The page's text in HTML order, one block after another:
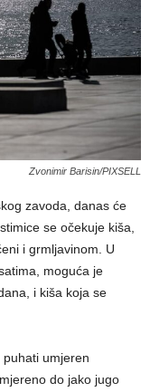
Zvonimir Barisin/PIXSELL
zavoda, danas će
se očekuje kiša,
i grmljavinom. U
moguća je
i kiša koja se
umjeren
do jako jugo